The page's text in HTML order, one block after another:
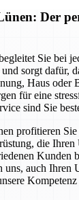
Der
Sie bei
sorgt dafür,
Haus oder
für eine
sind Sie
profitieren
die Ihren
Kunden
uns, auch Ihren